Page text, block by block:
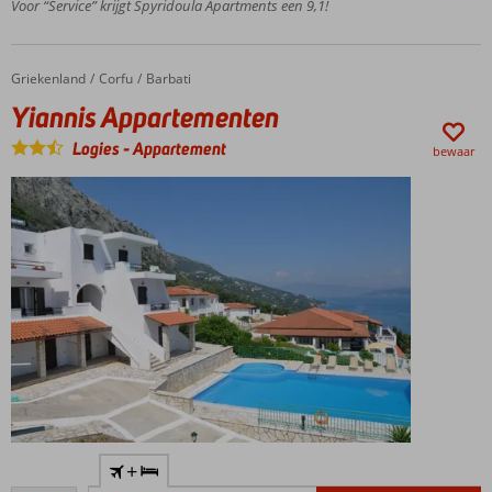
Zwembad
en apart
Logies en
Ontbijt of
Halfpension
ook
mogelijk
Voor “Service” krijgt Spyridoula Apartments een 9,1!
Home
Griekenland Corfu Barbati
Yiannis Appartementen
Yiannis Appartementen
Logies-Appartement bewaar
Verblijf in
+